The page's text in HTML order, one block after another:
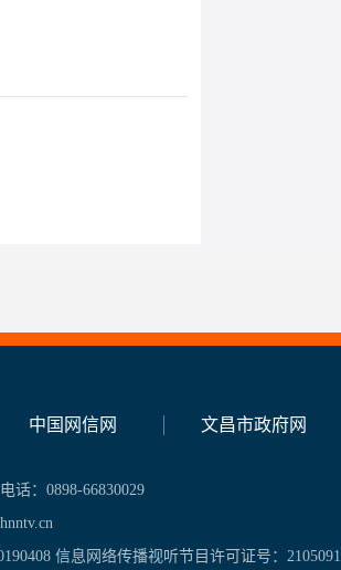
中国网信网 文昌市政府网
话：0898-66830029
信息网络传播视听节目许可证号：2105091